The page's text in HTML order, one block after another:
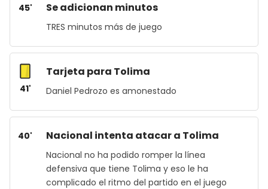
45' Se adicionan minutos
TRES minutos más de juego
41'
Tarjeta para Tolima
Daniel Pedrozo es amonestado
40' Nacional intenta atacar a Tolima
Nacional no ha podido romper la línea
defensiva que tiene Tolima y eso le ha
complicado el ritmo del partido en el juego